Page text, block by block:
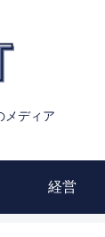
メディア
経営